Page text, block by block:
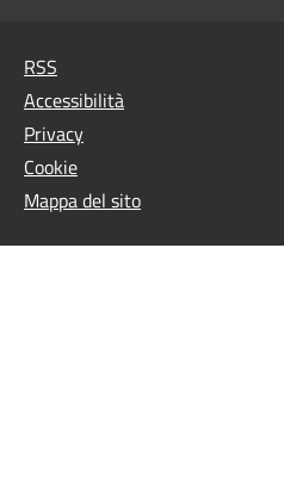
RSS
Accessibilità
Privacy
Cookie
Mappa del sito